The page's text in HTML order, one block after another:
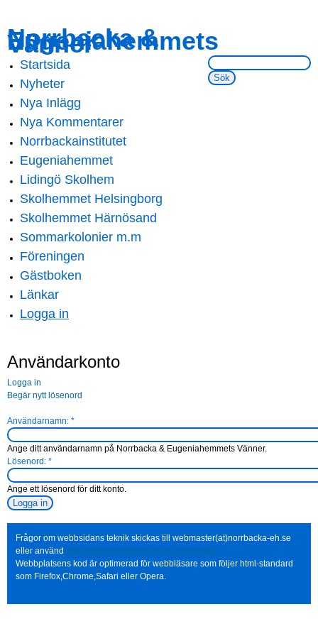
main
content
navigation
Norrbacka &
Eugeniahemmets
Vänner
Sök på webbsidan:
Main menu
Startsida
Nyheter
Nya Inlägg
Nya Kommentarer
Norrbackainstitutet
Eugeniahemmet
Lidingö Skolhem
Skolhemmet Helsingborg
Skolhemmet Härnösand
Sommarkolonier m.m
Föreningen
Gästboken
Länkar
Logga in
Användarkonto
Logga in
Begär nytt lösenord
Användarnamn: *
Ange ditt användarnamn på Norrbacka & Eugeniahemmets Vänner.
Lösenord: *
Ange ett lösenord för ditt konto.
Frågor om webbsidans teknik skickas till webmaster(at)norrbacka-eh.se
eller använd http://www.norrbacka-eh.se/?q=contact
Webbplatsens kod är optimerad för webbläsare som följer html-standard
som Firefox,Chrome,Safari eller Opera.